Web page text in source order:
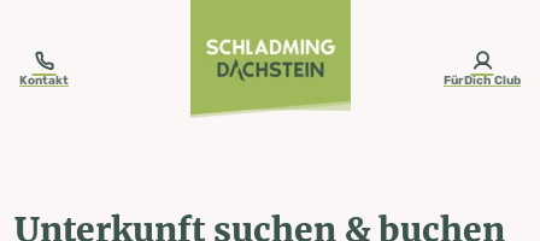
Kontakt FürDich Club
Unterkunft suchen & buchen